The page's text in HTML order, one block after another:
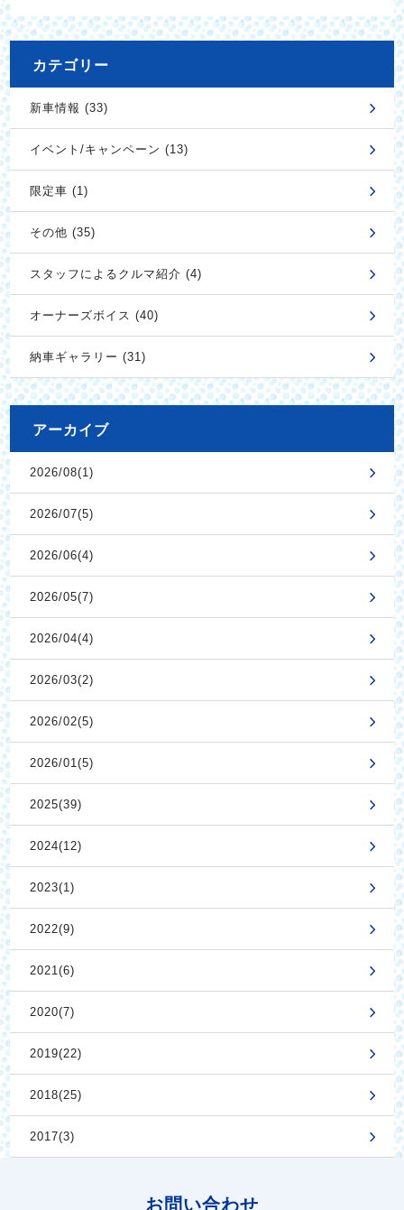
カテゴリー
新車情報 (33)
イベント/キャンペーン (13)
限定車 (1)
その他 (35)
スタッフによるクルマ紹介 (4)
オーナーズボイス (40)
納車ギャラリー (31)
アーカイブ
2026/08(1)
2026/07(5)
2026/06(4)
2026/05(7)
2026/04(4)
2026/03(2)
2026/02(5)
2026/01(5)
2025(39)
2024(12)
2023(1)
2022(9)
2021(6)
2020(7)
2019(22)
2018(25)
2017(3)
お問い合わせ